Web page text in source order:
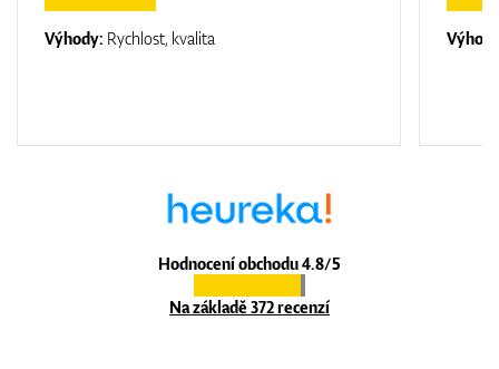
Hodnocení obchodu 4.8/5
Na základě 372 recenzí
Výhody: Rychlost, kvalita